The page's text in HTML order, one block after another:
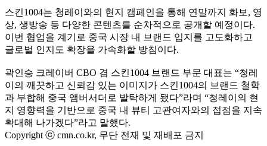
스킨1004는 청레이와의 현지 캠페인을 통해 연말까지 화보, 영
상, 생방송 등 다양한 콘텐츠를 순차적으로 공개할 예정이다.
이번 협업을 계기로 중국 시장 내 브랜드 입지를 고도화하고
글로벌 인지도 확장을 가속화할 방침이다.
곽인승 크레이버 CBO 겸 스킨1004 브랜드 부문 대표는 “청레
이의 깨끗하고 신뢰감 있는 이미지가 스킨1004의 브랜드 철학
과 부합해 중국 앰버서더로 발탁하게 됐다”라며 “청레이의 현
지 영향력을 기반으로 중국 내 뷰티 고관여자와의 접점을 지속
확대해 나가겠다”라고 말했다.
Copyright ⓒ cmn.co.kr, 무단 전재 및 재배포 금지